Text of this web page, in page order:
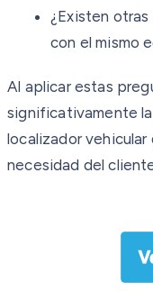
¿Existen
con el mismo
Al aplicar estas
significativamente
localizador vehicular
necesidad del